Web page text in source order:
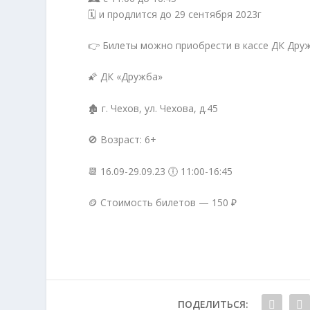
🗓️ и продлится до 29 сентября 2023г
👉 Билеты можно приобрести в кассе ДК
🌠 ДК «Дружба»
🏚 г. Чехов, ул. Чехова, д.45
🚫 Возраст: 6+
📆 16.09-29.09.23 🕕 11:00-16:45
🪙 Стоимость билетов — 150 ₽
ПОДЕЛИТЬСЯ: